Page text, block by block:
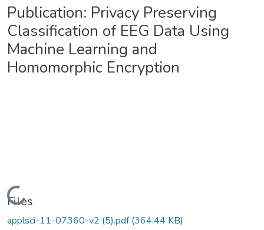
Publication: Privacy Preserving
Classification of EEG Data Using
Machine Learning and
Homomorphic Encryption
Loading...
Files
applsci-11-07360-v2 (5).pdf(364.44 KB)